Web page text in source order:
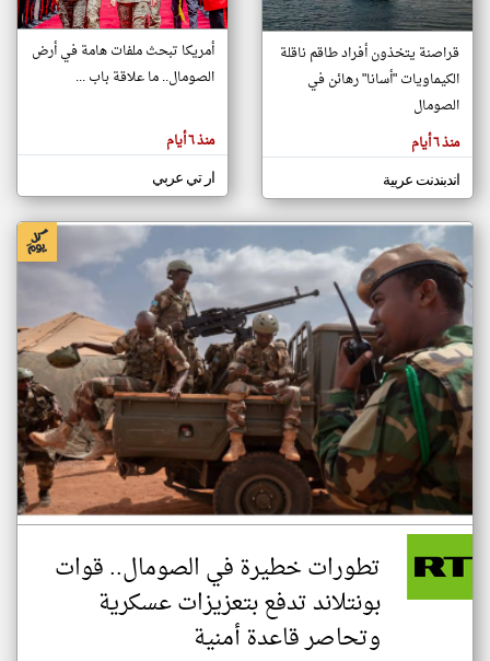
تغيير الدولة
اخبار الصومال على مدار الساعة
أهم اخبار الصومال العاجلة والمباشرة
المقالات
هنا عن
وجهة
كاتبيها.
قراصنة يتخذون أفراد طاقم ناقلة
الكيماويات "أسانا" رهائن في
الصومال
منذ ٦ أيام
اندبندنت عربية
أمريكا تبحث ملفات هامة في أرض
الصومال.. ما علاقة باب ...
منذ ٦ أيام
ار تي عربي
تطورات خطيرة في الصومال.. قوات
بونتلاند تدفع بتعزيزات عسكرية
وتحاصر قاعدة أمنية
klyoum.com